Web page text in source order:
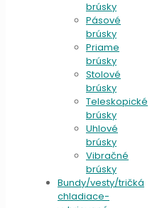
brúsky
Pásové
brúsky
Priame
brúsky
Stolové
brúsky
Teleskopické
brúsky
Uhlové
brúsky
Vibračné
brúsky
Bundy/vesty/tričká
chladiace-